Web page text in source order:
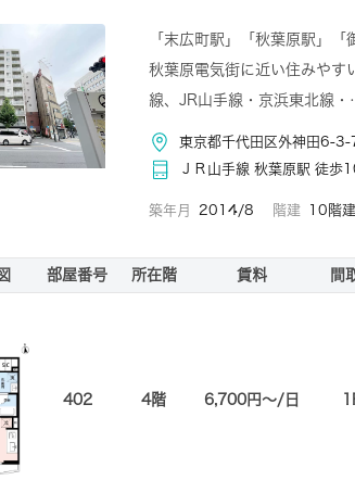
「末広町駅」「秋葉原駅」「
秋葉原電気街に近い住みやす
線、JR山手線・京浜東北線
東京都千代田区外神田6-3-
ＪＲ山手線 秋葉原駅 徒歩
築年月 2014/8 階建 10階建
部屋番号 所在階 賃料 間
402 4階 6,700円〜/日